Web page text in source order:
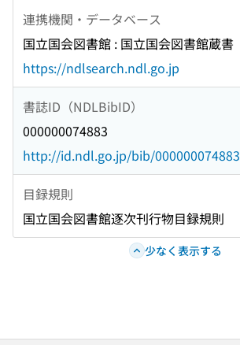
連携機関・データベース
国立国会図書館 : 国立国会図書館蔵書
https://ndlsearch.ndl.go.jp
書誌ID（NDLBibID）
000000074883
http://id.ndl.go.jp/bib/000000074883
目録規則
国立国会図書館逐次刊行物目録規則
少なく表示する